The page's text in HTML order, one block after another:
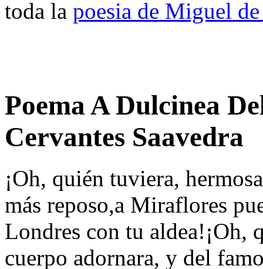
toda la poesia de Miguel
Poema A Dulcinea
Cervantes Saavedra
¡Oh, quién tuviera,
más reposo,a Miraflores
Londres con tu aldea!¡Oh,
cuerpo adornara, y del